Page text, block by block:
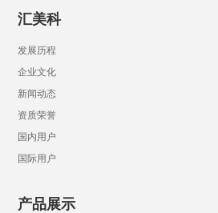
汇美科
发展历程
企业文化
新闻动态
资质荣誉
国内用户
国际用户
产品展示